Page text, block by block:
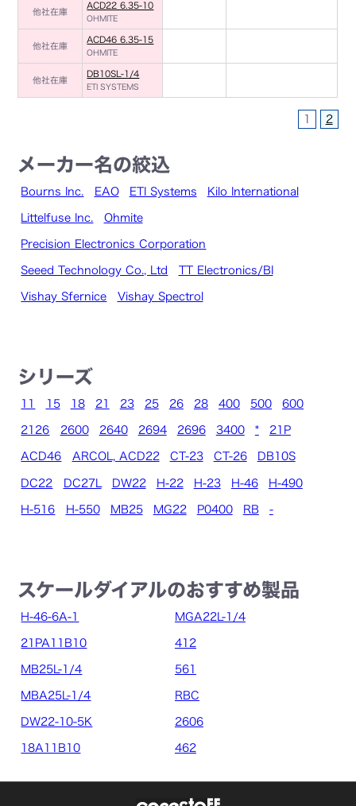
他社在庫
ACD22 6.35-10
OHMITE
他社在庫
ACD46 6.35-15
OHMITE
他社在庫
DB10SL-1/4
ETI SYSTEMS
1 2
メーカー名の絞込
Bourns Inc. EAO ETI Systems Kilo International
Littelfuse Inc. Ohmite
Precision Electronics Corporation
Seeed Technology Co., Ltd TT Electronics/BI
Vishay Sfernice Vishay Spectrol
シリーズ
11 15 18 21 23 25 26 28 400 500 600
2126 2600 2640 2694 2696 3400 * 21P
ACD46 ARCOL, ACD22 CT-23 CT-26 DB10S
DC22 DC27L DW22 H-22 H-23 H-46 H-490
H-516 H-550 MB25 MG22 P0400 RB -
スケールダイアルのおすすめ製品
H-46-6A-1 MGA22L-1/4
21PA11B10 412
MB25L-1/4 561
MBA25L-1/4 RBC
DW22-10-5K 2606
18A11B10 462